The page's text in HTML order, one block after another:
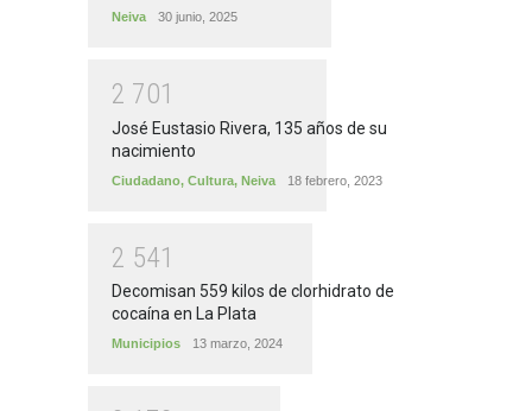
Neiva 30 junio, 2025
2 701
José Eustasio Rivera, 135 años de su
nacimiento
Ciudadano, Cultura, Neiva 18 febrero, 2023
2 541
Decomisan 559 kilos de clorhidrato de
cocaína en La Plata
Municipios 13 marzo, 2024